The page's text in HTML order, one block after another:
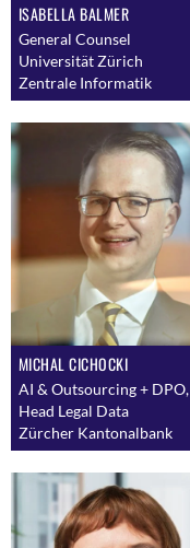
ISABELLA BALMER
General Counsel
Universität Zürich
Zentrale Informatik
MICHAL CICHOCKI
AI & Outsourcing + DPO,
Head Legal Data
Zürcher Kantonalbank